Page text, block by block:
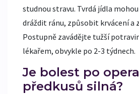
studnou stravu. Tvrdá jídla
dráždit ránu, způsobit krvácení a
Postupně zavádějte tužší
lékařem, obvykle po 2-3 týdnech.
Je bolest po
předkusů silná?